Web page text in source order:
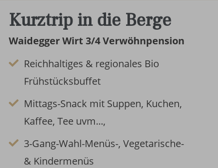
Kurztrip in die Berge
Waidegger Wirt 3/4 Verwöhnpension
Reichhaltiges & regionales Bio
Frühstücksbuffet
Mittags-Snack mit Suppen, Kuchen,
Kaffee, Tee uvm...,
3-Gang-Wahl-Menüs-, Vegetarische-
& Kindermenüs